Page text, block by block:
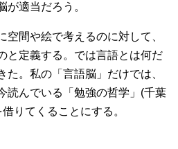
が適当だろう。
空間や絵で考えるのに対して、
と定義する。では言語とは何だ
た。私の「言語脳」だけでは、
読んでいる「勉強の哲学」(千葉
りてくることにする。